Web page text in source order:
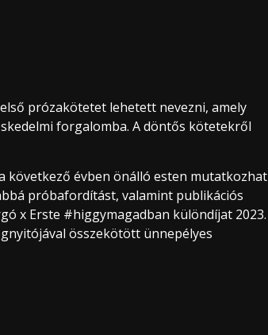
prózakötetet lehetett nevezni, amely
forgalomba. A döntős kötetekről
következő évben önálló esten mutatkozhat
próbafordítást, valamint publikációs
x Erste #higgymagadban különdíjat 2023.
összekötött ünnepélyes